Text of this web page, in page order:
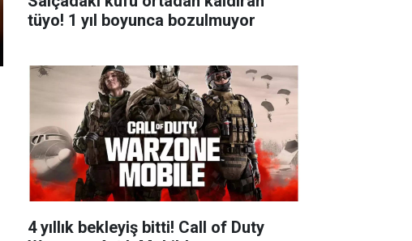
tüyo! 1 yıl boyunca bozulmuyor
4 yıllık bekleyiş bitti! Call of Duty